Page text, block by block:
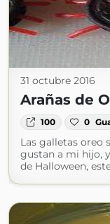
31 octubre 2016
Arañas de
100 0
Las galletas oreo
gustan a mi hijo,
de Halloween,